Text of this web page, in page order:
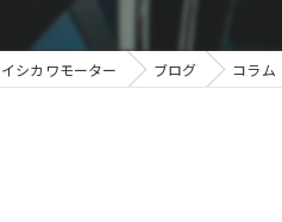
シカワモーター ブログ コラム